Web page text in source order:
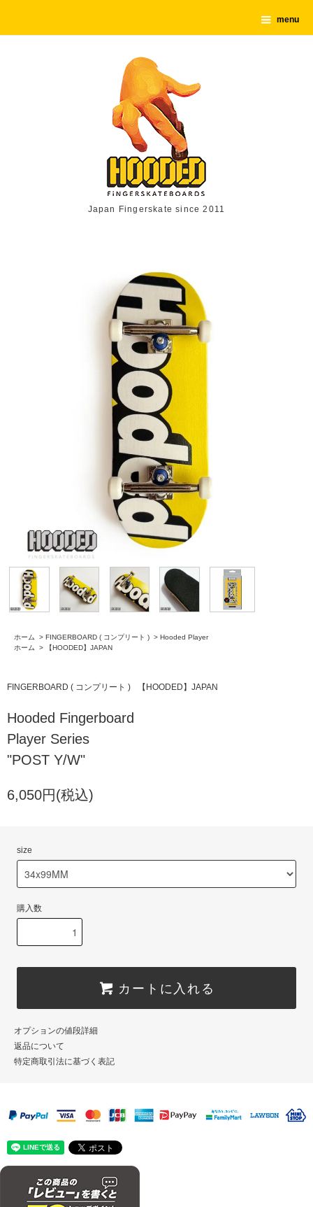
menu
Japan Fingerskate since 2011
ホーム > FINGERBOARD ( コンプリート ) > Hooded Player
ホーム
> 【HOODED】JAPAN
FINGERBOARD ( コンプリート ) 【HOODED】JAPAN
Hooded Fingerboard
Player Series
"POST Y/W"
6,050円(税込)
size
購入数
カートに入れる
オプションの値段詳細
返品について
特定商取引法に基づく表記